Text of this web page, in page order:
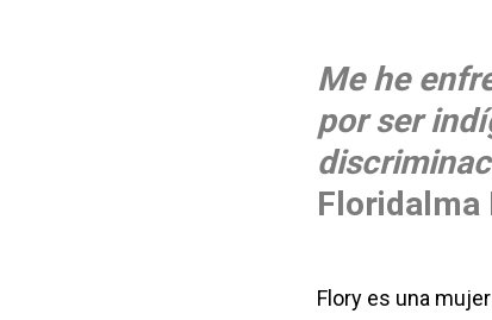
Me he
por ser
Floridalma
Flory es una